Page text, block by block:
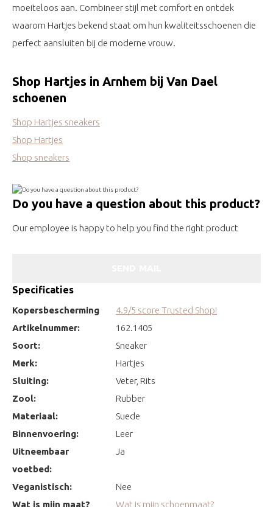
moeiteloos aan. Combineer stijl met comfort en ontdek
waarom Hartjes bekend staat om hun kwaliteitsschoenen die
perfect aansluiten bij de moderne vrouw.
Shop Hartjes in Arnhem bij Van Dael
schoenen
Shop Hartjes sneakers
Shop Hartjes
Shop sneakers
Do you have a question about this product?
Our employee is happy to help you find the right product
Specificaties
Kopersbescherming
4.9/5 score Trusted Shop!
Artikelnummer:
162.1405
Soort:
Sneaker
Merk:
Hartjes
Sluiting:
Veter, Rits
Zool:
Rubber
Materiaal:
Suede
Binnenvoering:
Leer
Uitneembaar
voetbed:
Ja
Veganistisch:
Nee
Wat is mijn maat?
Wat is mijn schoenmaat?